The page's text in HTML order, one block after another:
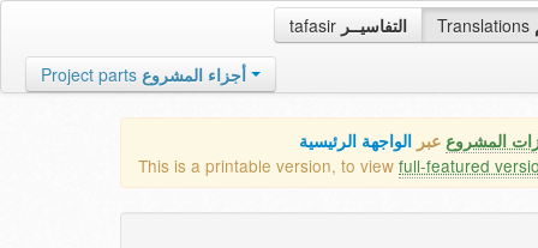
tafasir التفاسيــر Translations
Project parts أجزاء المشروع
المشروع عبر الواجهة الرئيسية
This is a printable version, to view full-featured